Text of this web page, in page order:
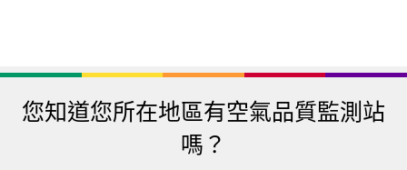
您知道您所在地區有空氣品質監測站
嗎？